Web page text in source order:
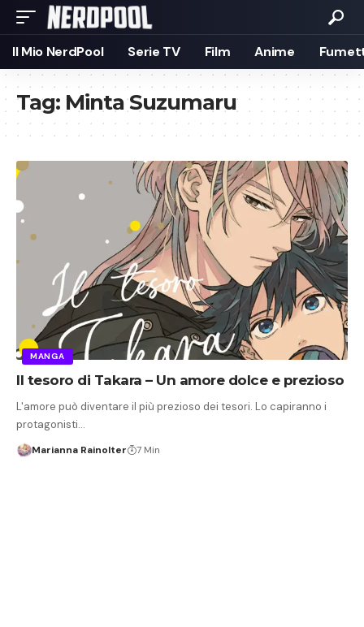
Il Mio NerdPool Serie TV Film Anime
Tag: Minta Suzumaru
MANGA
Il tesoro di Takara – Un amore dolce e prezioso
L'amore può diventare il più prezioso dei tesori. Lo capiranno i
protagonisti…
Marianna Rainolter 7 Min